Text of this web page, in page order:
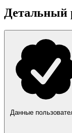
Детальный
Данные